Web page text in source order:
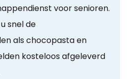
voor senioren.
snel de
als chocopasta en
kosteloos afgeleverd